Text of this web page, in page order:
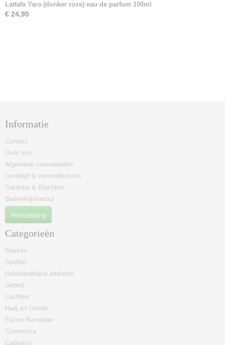
Lattafa Yara (donker roze) eau de parfum 100ml
€ 24,95
Informatie
Contact
Over ons
Algemene voorwaarden
Levertijd & verzendkosten
Garantie & Klachten
Bedenktijd/retour
Herroeping
Categorieën
Boeken
Spellen
Huishoudelijke artikelen
Gebed
Luchtjes
Hadj en Umrah
Eid en Ramadan
Cosmetica
Cadeau's